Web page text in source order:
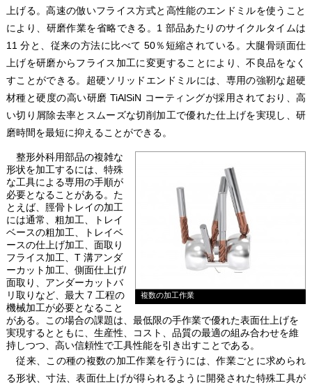
上げる。高速の倣いフライス方式と高性能のエンドミルを使うこと
により、研磨作業を省略できる。1 部品あたりのサイクルタイムは
11 分と、従来の方法に比べて 50％短縮されている。大腿骨頭面仕
上げを研磨からフライス加工に変更することにより、不良品をなく
すことができる。超硬ソリッドエンドミルには、専用の強靭な超硬
材種と硬度の高い研磨 TiAlSiN コーティングが採用されており、高
い切り屑除去率とスムーズな切削加工で優れた仕上げを実現し、研
磨時間を最短に抑えることができる。
複数の加工作業
整形外科用部品の複雑な
形状を加工するには、特殊
な工具による専用の手順が
必要となることがある。た
とえば、脛骨トレイの加工
には通常、粗加工、トレイ
ベースの粗加工、トレイベ
ースの仕上げ加工、面取り
フライス加工、T 溝アンダ
ーカット加工、側面仕上げ/
面取り、アンダーカットバ
リ取りなど、最大 7 工程の
機械加工が必要となること
がある。この場合の課題は、最低限の手作業で優れた表面仕上げを
実現するとともに、生産性、コスト、品質の最適の組み合わせを維
持しつつ、高い信頼性で工具性能を引き出すことである。
従来、この種の複数の加工作業を行うには、作業ごとに求められ
る形状、寸法、表面仕上げが得られるように開発された特殊工具が